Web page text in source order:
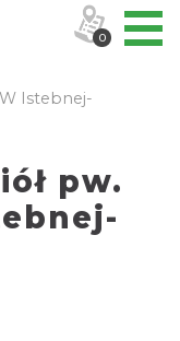
Istebnej-
pw.
0